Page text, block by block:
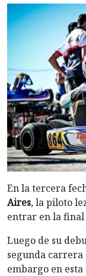
En la tercera
Aires, la piloto
entrar en la final
Luego de su
segunda carrera
embargo en